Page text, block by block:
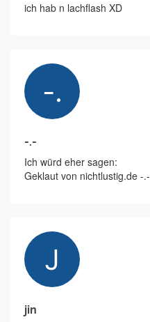
ich hab n lachflash XD
-.-
Ich würd eher sagen:
Geklaut von nichtlustig.de -.-
jin